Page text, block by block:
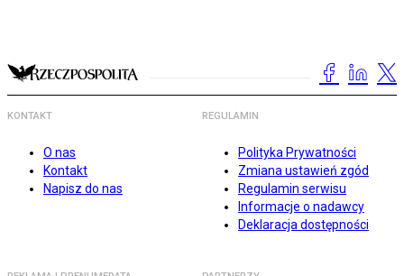
KONTAKT
O nas
Kontakt
Napisz do nas
REGULAMIN
Polityka Prywatności
Zmiana ustawień zgód
Regulamin serwisu
Informacje o nadawcy
Deklaracja dostępności